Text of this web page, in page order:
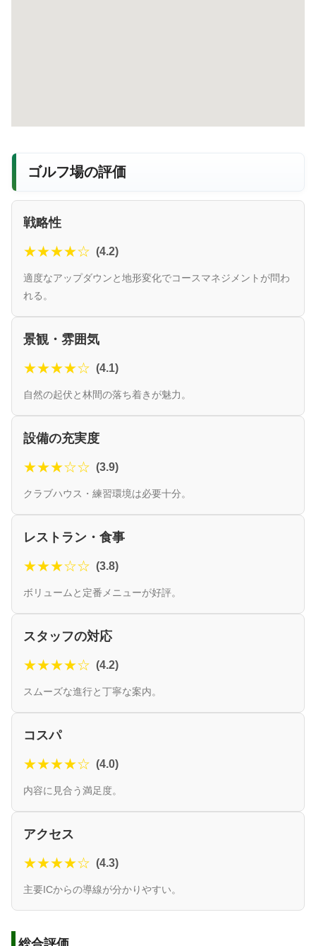
ゴルフ場の評価
戦略性
★★★★☆ (4.2)
適度なアップダウンと地形変化でコースマネジメントが問わ
れる。
景観・雰囲気
★★★★☆ (4.1)
自然の起伏と林間の落ち着きが魅力。
設備の充実度
★★★☆☆ (3.9)
クラブハウス・練習環境は必要十分。
レストラン・食事
★★★☆☆ (3.8)
ボリュームと定番メニューが好評。
スタッフの対応
★★★★☆ (4.2)
スムーズな進行と丁寧な案内。
コスパ
★★★★☆ (4.0)
内容に見合う満足度。
アクセス
★★★★☆ (4.3)
主要ICからの導線が分かりやすい。